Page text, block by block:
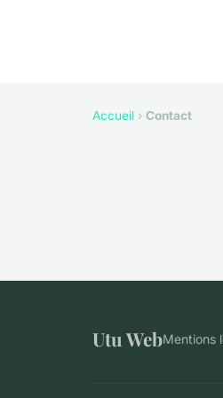
Accueil › Contact
Utu WebMentions